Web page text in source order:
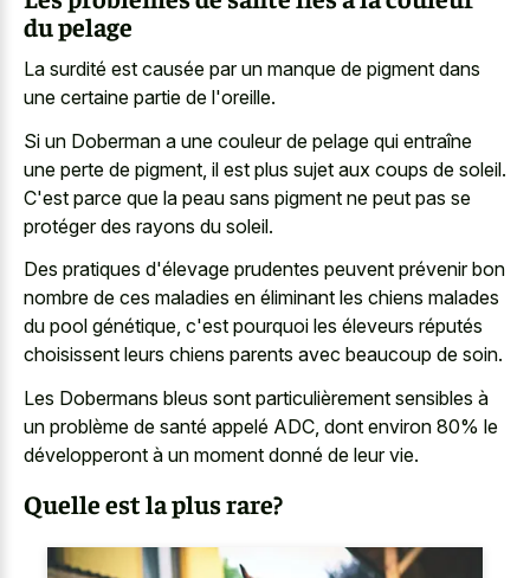
du pelage
La surdité est causée par un manque de pigment dans
une certaine partie de l'oreille.
Si un Doberman a une couleur de pelage qui entraîne
une perte de pigment, il est plus sujet aux coups de soleil.
C'est parce que la peau sans pigment ne peut pas se
protéger des rayons du soleil.
Des pratiques d'élevage prudentes peuvent prévenir bon
nombre de ces maladies en éliminant les chiens malades
du pool génétique, c'est pourquoi les éleveurs réputés
choisissent leurs chiens parents avec beaucoup de soin.
Les Dobermans bleus sont particulièrement sensibles à
un problème de santé appelé ADC, dont environ 80% le
développeront à un moment donné de leur vie.
Quelle est la plus rare?